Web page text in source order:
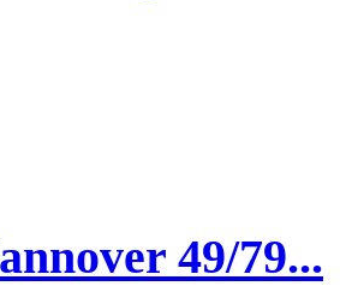
49/79...